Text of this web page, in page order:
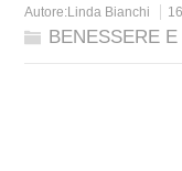
Autore:Linda Bianchi
BENESSERE